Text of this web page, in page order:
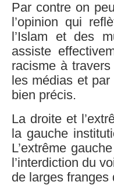
Par contre on
l’opinion qui
l’Islam et des
assiste
racisme à travers
les médias et
bien précis.
La droite et
la gauche
L’extrême
l’interdiction du
de larges franges